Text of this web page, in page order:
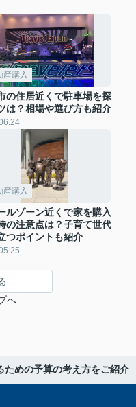
産購入
の住居近くで駐車場を探
は？相場や選び方も紹介
産購入
ルゾーン近くで家を購入
の注意点は？子育て世代
つポイントも紹介
へ
ための予算の考え方をご紹介